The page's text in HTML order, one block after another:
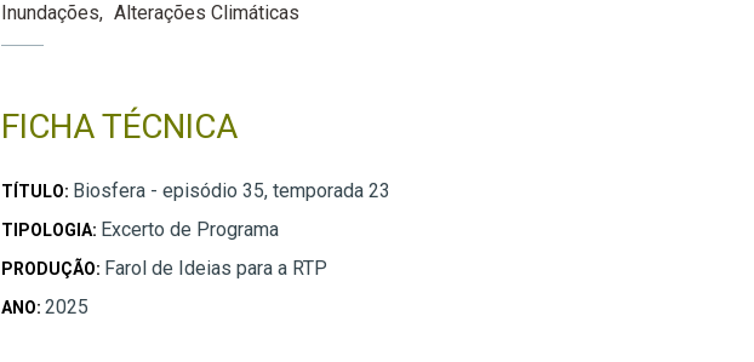
Inundações
Alterações Climáticas
FICHA TÉCNICA
TÍTULO: Biosfera - episódio 35, temporada 23
TIPOLOGIA: Excerto de Programa
PRODUÇÃO: Farol de Ideias para a RTP
ANO: 2025